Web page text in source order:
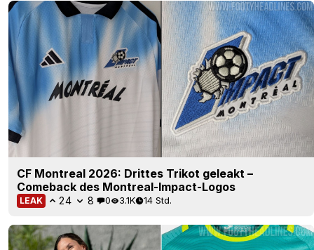
CF Montreal 2026: Drittes Trikot geleakt –
Comeback des Montreal-Impact-Logos
LEAK 24 8 0 3.1K 14 Std.